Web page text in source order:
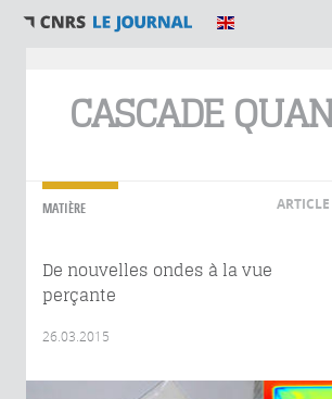
CASCADE
MATIÈRE ARTICLE
De nouvelles ondes à la vue
perçante
26.03.2015